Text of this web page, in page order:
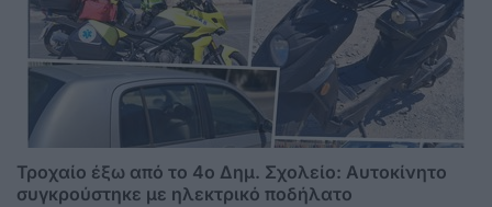
Τροχαίο έξω από το 4ο Δημ. Σχολείο: Αυτοκίνητο
συγκρούστηκε με ηλεκτρικό ποδήλατο